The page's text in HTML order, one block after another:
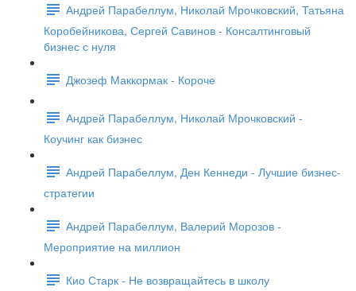
Андрей Парабеллум, Николай Мрочковский, Татьяна
Коробейникова, Сергей Савинов - Консалтинговый
бизнес с нуля
Джозеф Маккормак - Короче
Андрей Парабеллум, Николай Мрочковский -
Коучинг как бизнес
Андрей Парабеллум, Ден Кеннеди - Лучшие бизнес-
стратегии
Андрей Парабеллум, Валерий Морозов -
Мероприятие на миллион
Кио Старк - Не возвращайтесь в школу